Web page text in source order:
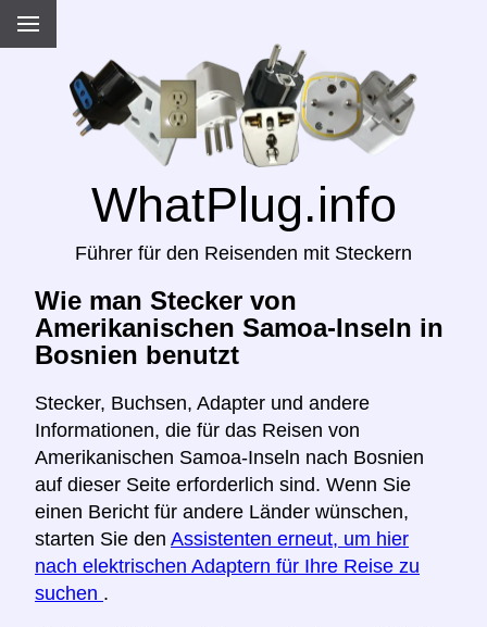
WhatPlug.info
Führer für den Reisenden mit Steckern
Wie man Stecker von
Amerikanischen Samoa-Inseln in
Bosnien benutzt
Stecker, Buchsen, Adapter und andere
Informationen, die für das Reisen von
Amerikanischen Samoa-Inseln nach Bosnien
auf dieser Seite erforderlich sind. Wenn Sie
einen Bericht für andere Länder wünschen,
starten Sie den Assistenten erneut, um hier
nach elektrischen Adaptern für Ihre Reise zu
suchen .